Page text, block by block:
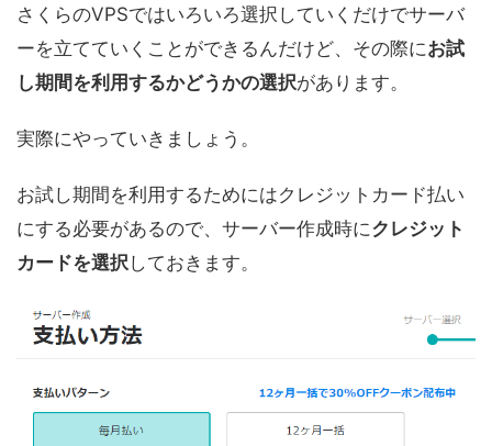
さくらのVPSではいろいろ選択していくだけでサーバ
ーを立てていくことができるんだけど、その際にお試
し期間を利用するかどうかの選択があります。
実際にやっていきましょう。
お試し期間を利用するためにはクレジットカード払い
にする必要があるので、サーバー作成時にクレジット
カードを選択 しておきます。